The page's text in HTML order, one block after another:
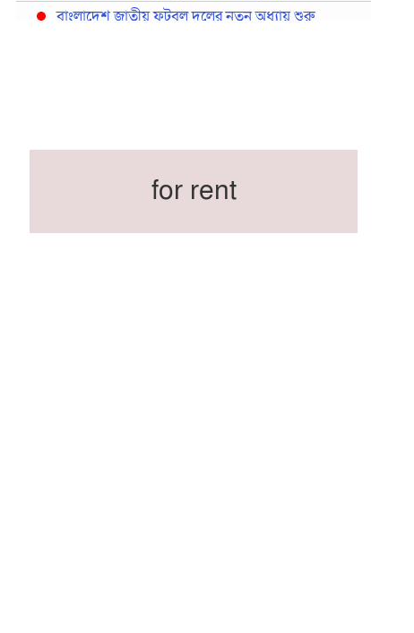
বাংলাদেশ জাতীয় ফুটবল দলের নতুন অধ্যায় শুরু
সরিয়ে নিয়েছে ইরান
বর্ষসেরা ক্রীড়াবিদ ও পপুলার চয়েজসহ ফুটবলার হামজা
for rent